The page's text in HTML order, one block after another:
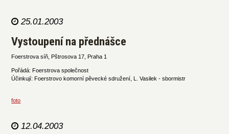
25.01.2003
Vystoupení na přednášce
Foerstrova síň, Pštrosova 17, Praha 1
Pořádá: Foerstrova společnost
Účinkují: Foerstrovo komorní pěvecké sdružení, L. Vasilek - sbormistr
foto
12.04.2003